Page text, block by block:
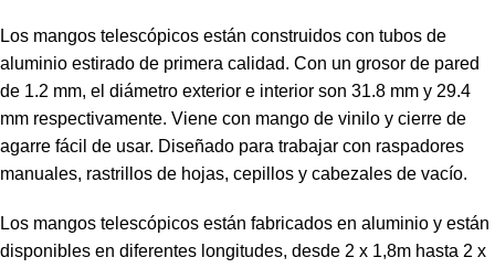
Los mangos telescópicos están construidos con tubos de
aluminio estirado de primera calidad. Con un grosor de pared
de 1.2 mm, el diámetro exterior e interior son 31.8 mm y 29.4
mm respectivamente. Viene con mango de vinilo y cierre de
agarre fácil de usar. Diseñado para trabajar con raspadores
manuales, rastrillos de hojas, cepillos y cabezales de vacío.
Los mangos telescópicos están fabricados en aluminio y están
disponibles en diferentes longitudes, desde 2 x 1,8m hasta 2 x